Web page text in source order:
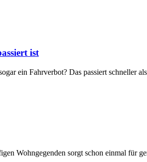
ist
ein Fahrverbot? Das passiert schneller
Wohngegenden sorgt schon einmal für